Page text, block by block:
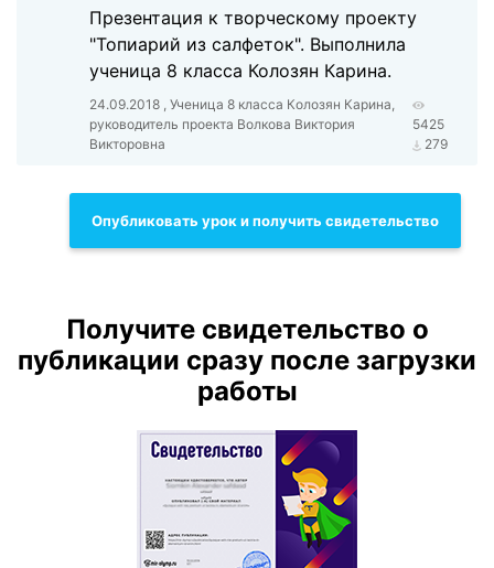
Презентация к творческому проекту
"Топиарий из салфеток". Выполнила
ученица 8 класса Колозян Карина.
24.09.2018 , Ученица 8 класса Колозян Карина,
руководитель проекта Волкова Виктория
Викторовна
5425
279
Опубликовать урок и получить свидетельство
Получите свидетельство о
публикации сразу после загрузки
работы